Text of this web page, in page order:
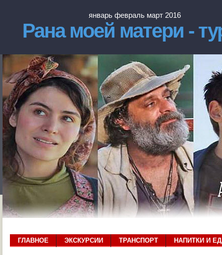
январь февраль март 2016
Рана моей матери -
ГЛАВНОЕ ЭКСКУРСИИ ТРАНСПОРТ НАПИТКИ И